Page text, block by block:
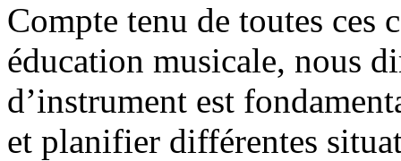
Compte tenu de toutes ces
éducation musicale, nous
d’instrument est
et planifier différentes